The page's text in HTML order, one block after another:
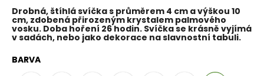
hvězdiček.
Drobná, štíhlá svíčka s průměrem 4 cm a výškou 10
cm, zdobená přirozeným krystalem palmového
vosku. Doba hoření 26 hodin. Svíčka se krásně vyjímá
v sadách, nebo jako dekorace na slavnostní tabuli.
BARVA
HLEDAT